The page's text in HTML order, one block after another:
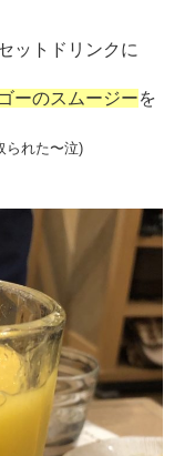
ットドリンクに
ーのスムージーを
られた〜泣)